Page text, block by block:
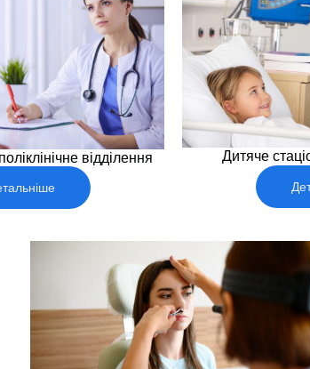
відділення Дитяче